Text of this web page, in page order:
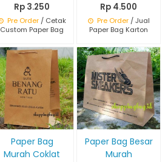
Rp 3.250
Pre Order/ Cetak
Custom Paper Bag
Rp 4.500
Pre Order/ Jual
Paper Bag Karton
Paper Bag
Murah Coklat
Paper Bag Besar
Murah